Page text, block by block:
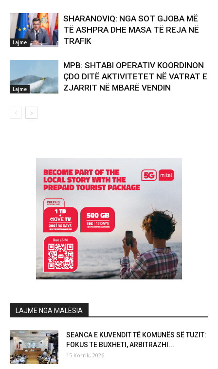
Lajme
SHARANOVIQ: NGA SOT GJOBA MË
TË ASHPRA DHE MASA TË REJA NË
TRAFIK
Lajme
MPB: SHTABI OPERATIV KOORDINON
ÇDO DITË AKTIVITETET NË VATRAT E
ZJARRIT NË MBARË VENDIN
LAJME NGA MALËSIA
SEANCA E KUVENDIT TË KOMUNËS SË TUZIT:
FOKUS TE BUXHETI, ARBITRAZHI...
15 Korrik, 2026